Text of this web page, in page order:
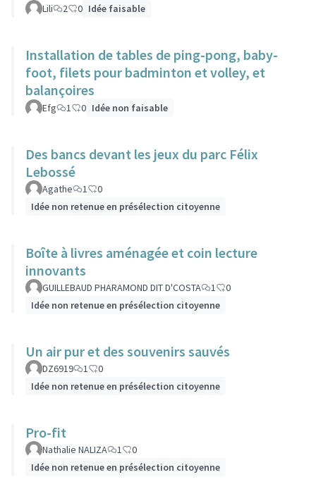
Lili 2 0 Idée faisable
Installation de tables de ping-pong, baby-
foot, filets pour badminton et volley, et
balançoires
Efg 1 0 Idée non faisable
Des bancs devant les jeux du parc Félix
Lebossé
Agathe 1
0
Idée non retenue en présélection citoyenne
Boîte à livres aménagée et coin lecture
innovants
GUILLEBAUD PHARAMOND DIT D'COSTA 1
0
Idée non retenue en présélection citoyenne
Un air pur et des souvenirs sauvés
DZ6919 1
0
Idée non retenue en présélection citoyenne
Pro-fit
Nathalie NALIZA 1
0
Idée non retenue en présélection citoyenne